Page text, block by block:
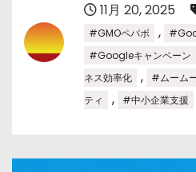
11月 20, 2025
#GMOペパボ ,
#Googleキャンペーン
ネス効率化
, #ムーム
ティ
, #中小企業支援